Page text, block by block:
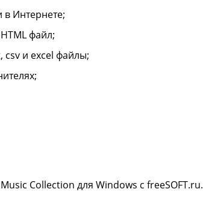
Интернете;
файл;
csv и excel файлы;
Collection для Windows с freeSOFT.ru.